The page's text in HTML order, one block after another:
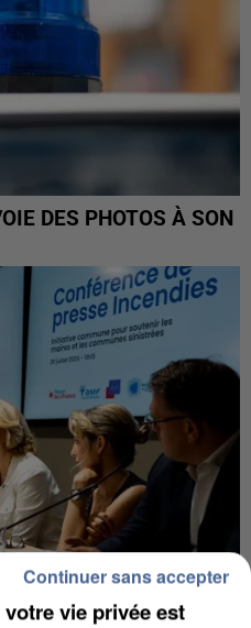
DES PHOTOS À SON
vie privée est
Continuer sans accepter